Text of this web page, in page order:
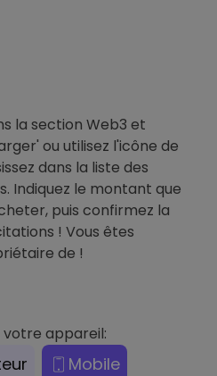
la section Web3 et
ou utilisez l'icône de
dans la liste des
Indiquez le montant que
puis confirmez la
! Vous êtes
de !
votre appareil:
Mobile